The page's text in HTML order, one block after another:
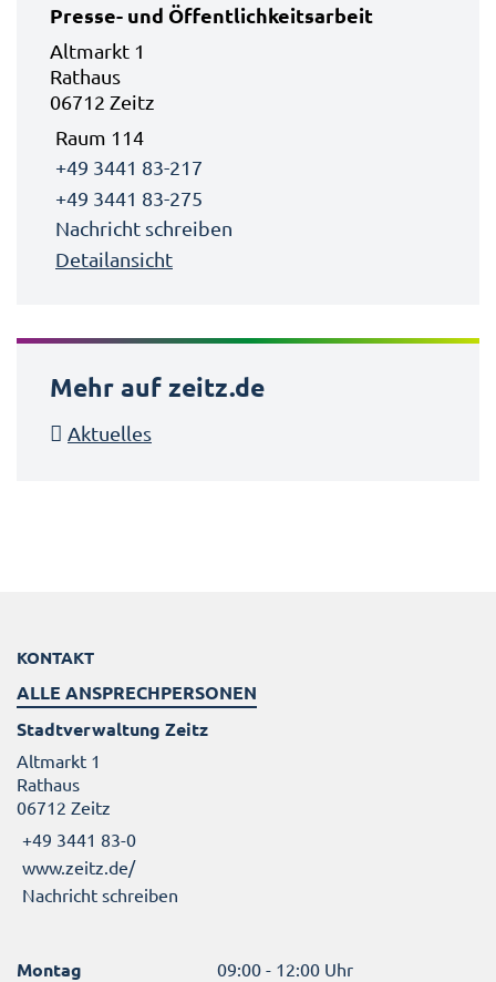
Presse- und Öffentlichkeitsarbeit
Altmarkt 1
Rathaus
06712 Zeitz
Raum 114
+49 3441 83-217
+49 3441 83-275
Nachricht schreiben
Detailansicht
Mehr auf zeitz.de
Aktuelles
KONTAKT
ALLE ANSPRECHPERSONEN
Stadtverwaltung Zeitz
Altmarkt 1
Rathaus
06712 Zeitz
+49 3441 83-0
www.zeitz.de/
Nachricht schreiben
Montag 09:00 - 12:00 Uhr